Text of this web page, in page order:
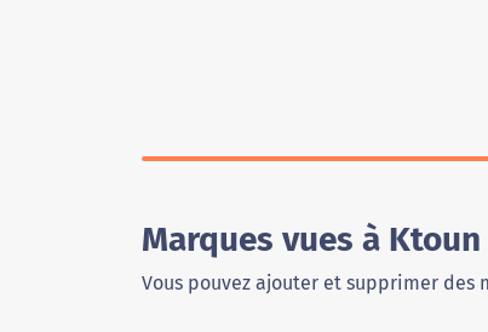
Marques vues à
Vous pouvez ajouter et supprimer des